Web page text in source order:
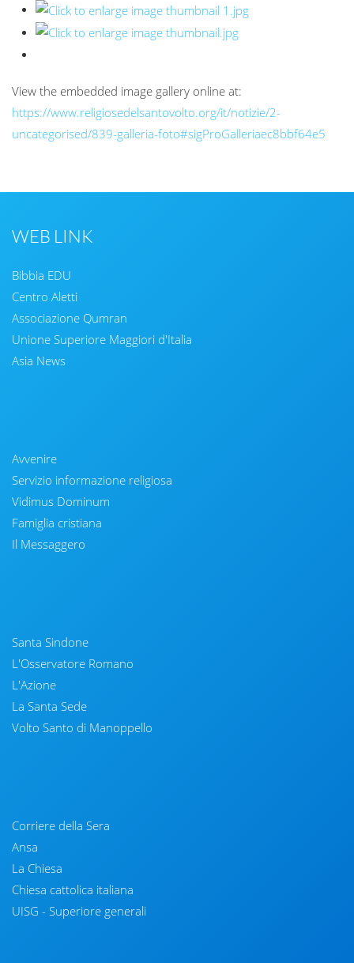
View the embedded image gallery online at:
https://www.religiosedelsantovolto.org/it/notizie/2-
uncategorised/839-galleria-foto#sigProGalleriaec8bbf64e5
WEB LINK
Bibbia EDU
Centro Aletti
Associazione Qumran
Unione Superiore Maggiori d'Italia
Asia News
Avvenire
Servizio informazione religiosa
Vidimus Dominum
Famiglia cristiana
Il Messaggero
Santa Sindone
L'Osservatore Romano
L'Azione
La Santa Sede
Volto Santo di Manoppello
Corriere della Sera
Ansa
La Chiesa
Chiesa cattolica italiana
UISG - Superiore generali